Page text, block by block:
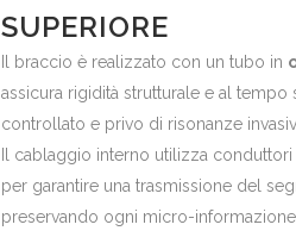
SUPERIORE
Il braccio è realizzato con un tubo in
assicura rigidità strutturale e al
controllato e privo di risonanze
Il cablaggio interno utilizza conduttori
per garantire una trasmissione del
preservando ogni micro-